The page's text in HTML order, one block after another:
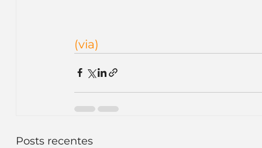
(via)
Posts recentes